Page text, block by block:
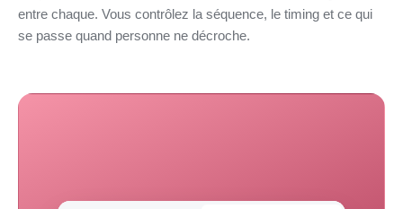
entre chaque. Vous contrôlez la séquence, le timing et ce qui
se passe quand personne ne décroche.